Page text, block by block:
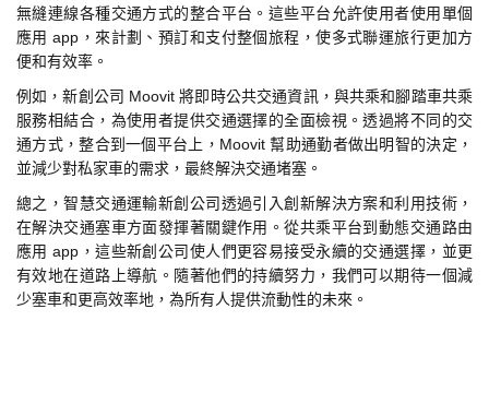
無縫連線各種交通方式的整合平台。這些平台允許使用者使用單個
應用 app，來計劃、預訂和支付整個旅程，使多式聯運旅行更加方
便和有效率。
例如，新創公司 Moovit 將即時公共交通資訊，與共乘和腳踏車共乘
服務相結合，為使用者提供交通選擇的全面檢視。透過將不同的交
通方式，整合到一個平台上，Moovit 幫助通勤者做出明智的決定，
並減少對私家車的需求，最終解決交通堵塞。
總之，智慧交通運輸新創公司透過引入創新解決方案和利用技術，
在解決交通塞車方面發揮著關鍵作用。從共乘平台到動態交通路由
應用 app，這些新創公司使人們更容易接受永續的交通選擇，並更
有效地在道路上導航。隨著他們的持續努力，我們可以期待一個減
少塞車和更高效率地，為所有人提供流動性的未來。